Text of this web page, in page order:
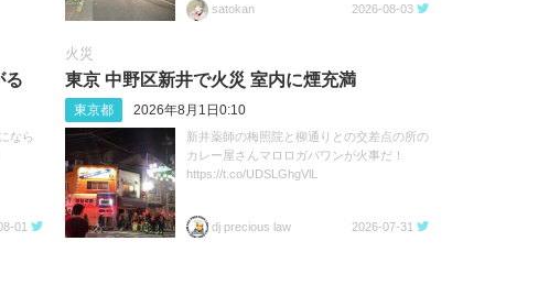
satokan 2026-08-03
る
なら
01
火災
東京 中野区新井で火災 室内に煙充満
東京都 2026年8月1日0:10
新井薬師の梅照院と柳通りとの交差点の所の
カレー屋さんマロロガバワンが火事だ！
https://t.co/UDSLGhgVlL
dj precious law 2026-07-31